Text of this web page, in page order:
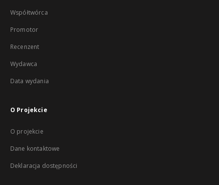
Współtwórca
Promotor
Recenzent
Wydawca
Data wydania
O Projekcie
O projekcie
Dane kontaktowe
Deklaracja dostępności